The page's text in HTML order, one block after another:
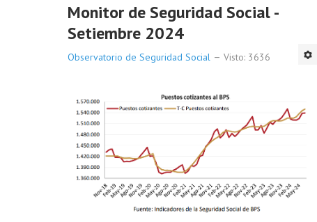
Monitor de Seguridad Social -
Setiembre 2024
Observatorio de Seguridad Social Visto: 3636